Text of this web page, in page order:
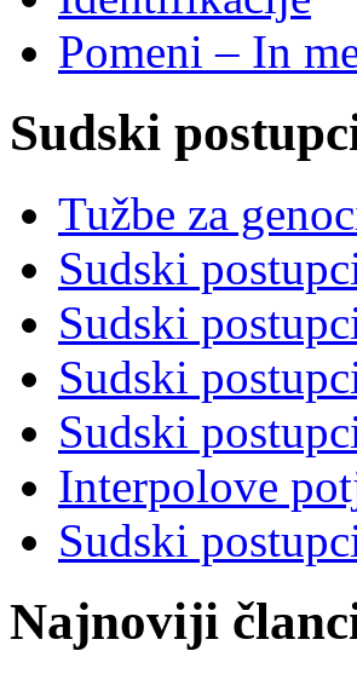
Pomeni – In
Sudski
Tužbe za
Sudski
Sudski
Sudski
Sudski
Interpolove
Sudski
Najnoviji